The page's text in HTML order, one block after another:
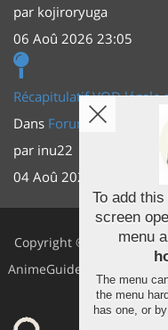
par kojiroryuga
06 Aoû 2026 23:05
Récapitulatif VOD légale
Dans Forum Principal
par inu22
04 Aoû 2026 20:30
Copyright ©
AnimeGuides
To add
screen
menu
The menu
the menu
has one, or